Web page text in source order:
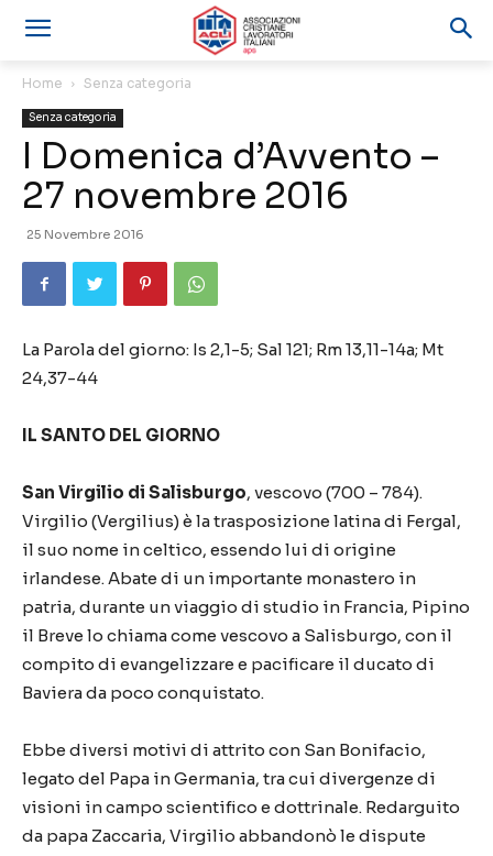
Home Senza categoria
Senza categoria
I Domenica d’Avvento –
27 novembre 2016
25 Novembre 2016
La Parola del giorno: Is 2,1-5; Sal 121; Rm 13,11-14a; Mt
24,37-44
IL SANTO DEL GIORNO
San Virgilio di Salisburgo, vescovo (700 – 784).
Virgilio (Vergilius) è la trasposizione latina di Fergal,
il suo nome in celtico, essendo lui di origine
irlandese. Abate di un importante monastero in
patria, durante un viaggio di studio in Francia, Pipino
il Breve lo chiama come vescovo a Salisburgo, con il
compito di evangelizzare e pacificare il ducato di
Baviera da poco conquistato.
Ebbe diversi motivi di attrito con San Bonifacio,
legato del Papa in Germania, tra cui divergenze di
visioni in campo scientifico e dottrinale. Redarguito
da papa Zaccaria, Virgilio abbandonò le dispute